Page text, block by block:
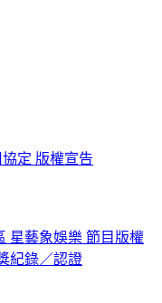
定 版權宣告
星藝象娛樂 節目版權
紀錄／認證